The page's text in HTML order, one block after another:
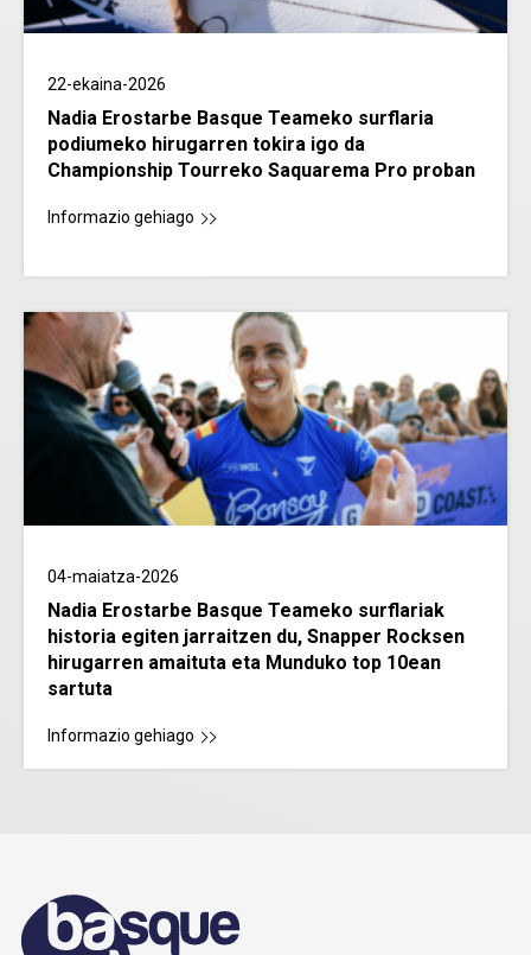
22-ekaina-2026
Nadia Erostarbe Basque Teameko surflaria
podiumeko hirugarren tokira igo da
Championship Tourreko Saquarema Pro proban
Informazio gehiago
04-maiatza-2026
Nadia Erostarbe Basque Teameko surflariak
historia egiten jarraitzen du, Snapper Rocksen
hirugarren amaituta eta Munduko top 10ean
sartuta
Informazio gehiago